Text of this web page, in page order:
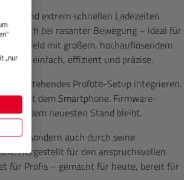
s und extrem schnellen Ladezeiten
auch bei rasanter Bewegung – ideal für
mit großem, hochauflösendem
– einfach, effizient und präzise.
Ihr bestehendes Profoto-Setup integrieren.
mit dem Smartphone. Firmware-
auf dem neuesten Stand bleibt.
sondern auch durch seine
Hergestellt für den anspruchsvollen
für Profis – gemacht für heute, bereit für
„nur